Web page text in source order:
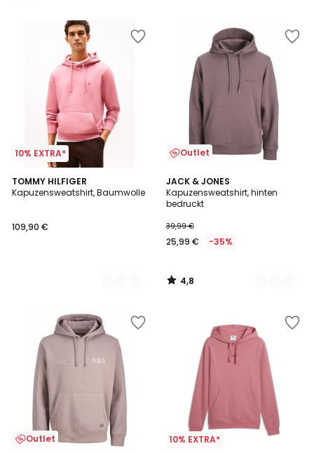
10% EXTRA*
TOMMY HILFIGER
Kapuzensweatshirt, Baumwolle
109,90 €
2
Farben
Outlet
JACK & JONES
Kapuzensweatshirt, hinten
bedruckt
39,99 €
25,99 € -35%
4,8
/ 5
2
Farben
4,8
/
Outlet 10% EXTRA*